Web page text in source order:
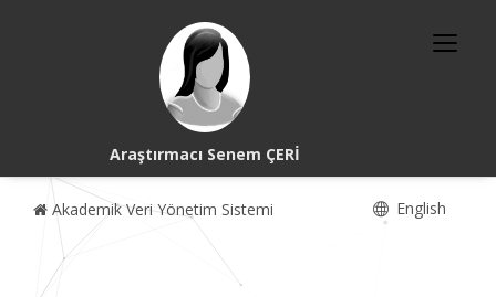
Araştırmacı Senem ÇERİ
Akademik Veri Yönetim Sistemi English